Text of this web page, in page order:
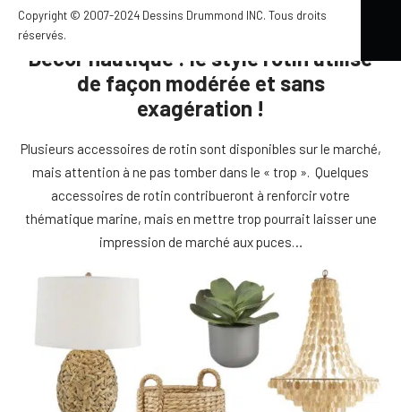
Copyright © 2007-2024 Dessins Drummond INC. Tous droits
réservés.
ambiance joyeuse et décontractée, à votre retour du boulot!
Décor nautique : le style rotin utilisé
de façon modérée et sans
exagération !
Plusieurs accessoires de rotin sont disponibles sur le marché,
mais attention à ne pas tomber dans le « trop ». Quelques
accessoires de rotin contribueront à renforcir votre
thématique marine, mais en mettre trop pourrait laisser une
impression de marché aux puces…